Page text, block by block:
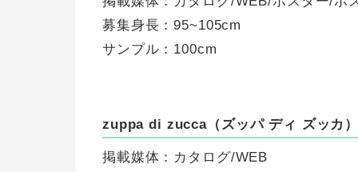
募集身長：95~105cm
サンプル：100cm
zuppa di zucca（ズッパ ディ ズッカ）
掲載媒体：カタログ/WEB